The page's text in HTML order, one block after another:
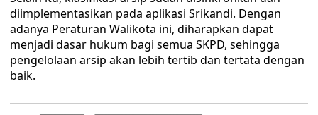
diimplementasikan pada aplikasi Srikandi. Dengan
adanya Peraturan Walikota ini, diharapkan dapat
menjadi dasar hukum bagi semua SKPD, sehingga
pengelolaan arsip akan lebih tertib dan tertata dengan
baik.